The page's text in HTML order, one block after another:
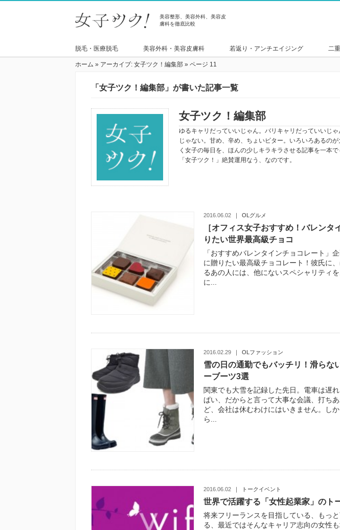
美容整形、美容外科、美容皮
膚科を徹底比較
脱毛・医療脱毛 美容外科・美容皮膚科 若返り・アンチエイジング 二
ホーム » アーカイブ: 女子ツク！編集部 » ページ 11
「女子ツク！編集部」が書いた記事一覧
女子ツク！編集部
ゆるキャリだっていいじゃん。バリキャリだっていいじ
じゃない。甘め、辛め、ちょいビター。いろいろあるの
く女子の毎日を、ほんの少しキラキラさせる記事を一本
「女子ツク！」絶賛運用なう、なのです。
2016.06.02 OLグルメ
［オフィス女子おすすめ！バレン
りたい世界最高級チョコ
「おすすめバレンタインチョコレート」
に贈りたい最高級チョコレート！彼氏に
るあの人には、他にないスペシャリティ
に...
2016.02.29 OLファッション
雪の日の通勤でもバッチリ！滑らな
ーブーツ3選
関東でも大雪を記録した先日。電車は遅
ぱい、だからと言って大事な会議、打ち
ど、会社は休むわけにはいきません。し
ら...
2016.06.02 トークイベント
世界で活躍する「女性起業家」のト
将来フリーランスを目指している、もっ
る、最近ではそんなキャリア志向の女性